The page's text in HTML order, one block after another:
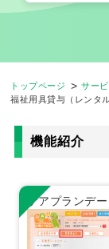
トップページ
サー
福祉用具貸与（レンタ
機能紹介
ケアプランデ